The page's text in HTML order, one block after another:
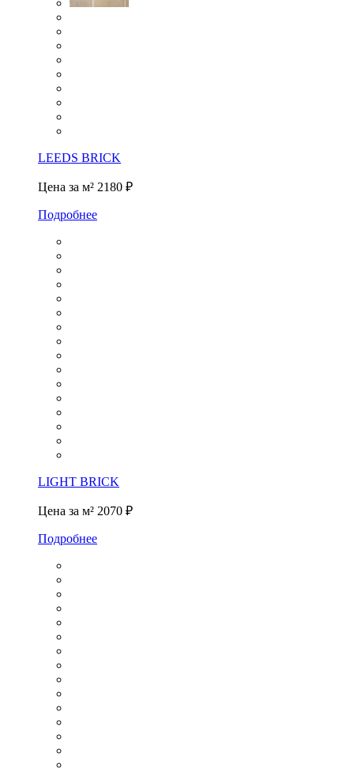
LEEDS BRICK
Цена за м² 2180 ₽
Подробнее
LIGHT BRICK
Цена за м² 2070 ₽
Подробнее